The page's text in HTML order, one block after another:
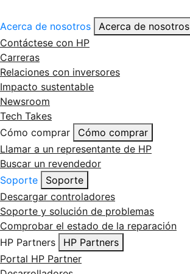
Acerca de nosotros
Acerca de nosotros
Contáctese con HP
Carreras
Relaciones con inversores
Impacto sustentable
Newsroom
Tech Takes
Cómo comprar
Cómo comprar
Llamar a un representante de HP
Buscar un revendedor
Soporte
Soporte
Descargar controladores
Soporte y solución de problemas
Comprobar el estado de la reparación
HP Partners
HP Partners
Portal HP Partner